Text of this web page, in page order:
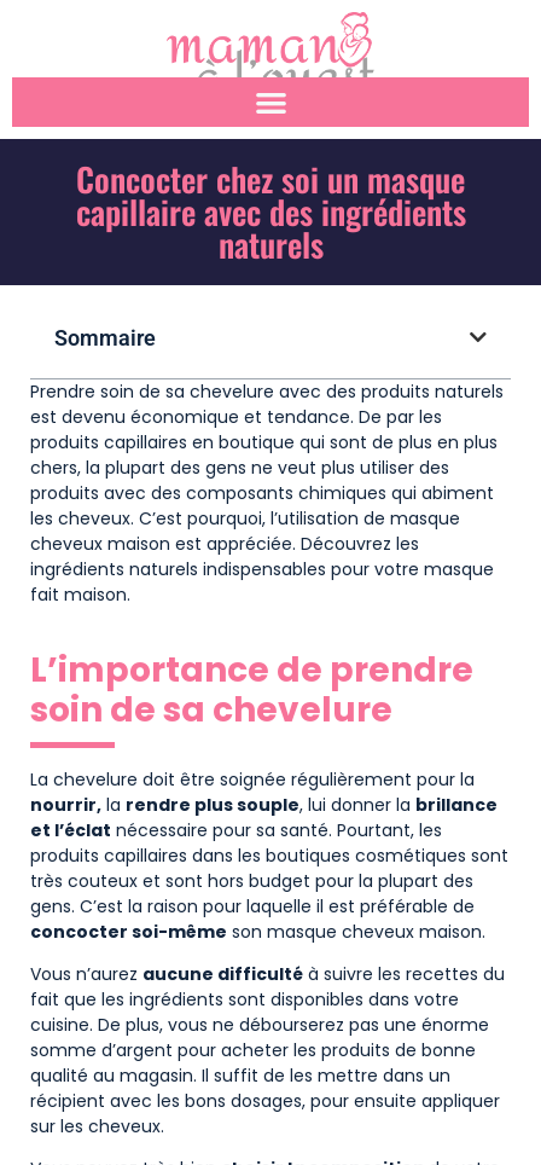
Concocter chez soi un masque
capillaire avec des ingrédients
naturels
Sommaire
Prendre soin de sa chevelure avec des produits naturels
est devenu économique et tendance. De par les
produits capillaires en boutique qui sont de plus en plus
chers, la plupart des gens ne veut plus utiliser des
produits avec des composants chimiques qui abiment
les cheveux. C’est pourquoi, l’utilisation de masque
cheveux maison est appréciée. Découvrez les
ingrédients naturels indispensables pour votre masque
fait maison.
L’importance de prendre
soin de sa chevelure
La chevelure doit être soignée régulièrement pour la
nourrir, la rendre plus souple, lui donner la brillance
et l’éclat nécessaire pour sa santé. Pourtant, les
produits capillaires dans les boutiques cosmétiques sont
très couteux et sont hors budget pour la plupart des
gens. C’est la raison pour laquelle il est préférable de
concocter soi-même son masque cheveux maison.
Vous n’aurez aucune difficulté à suivre les recettes du
fait que les ingrédients sont disponibles dans votre
cuisine. De plus, vous ne débourserez pas une énorme
somme d’argent pour acheter les produits de bonne
qualité au magasin. Il suffit de les mettre dans un
récipient avec les bons dosages, pour ensuite appliquer
sur les cheveux.